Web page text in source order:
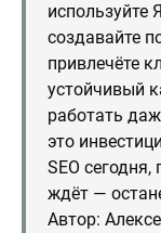
используйте
создавайте
привлечёте
устойчивый
работать
это
SEO
ждёт —
Автор: